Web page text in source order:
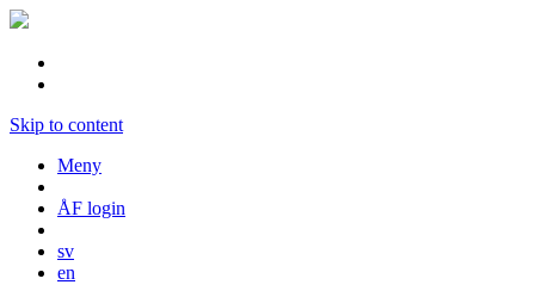
Skip to content
Meny
ÅF login
sv
en